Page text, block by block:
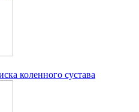
коленного сустава